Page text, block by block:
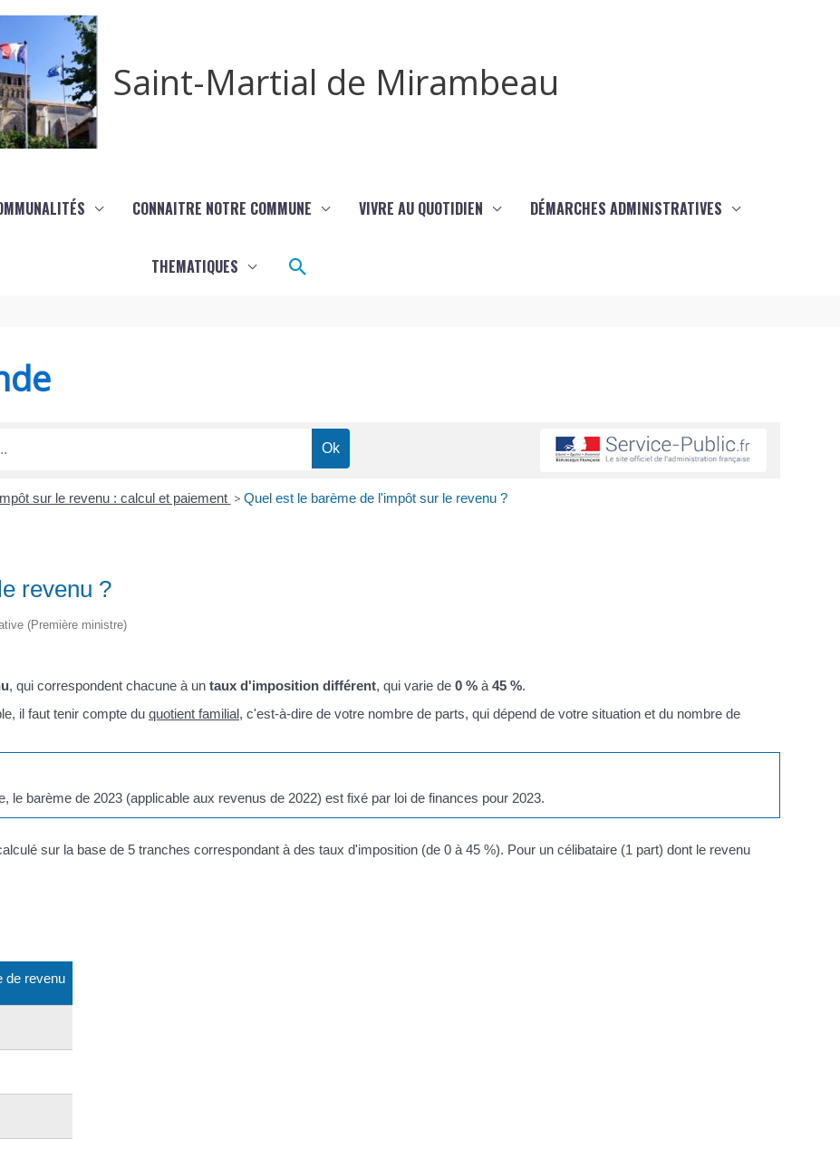
Saint-Martial de Mirambeau
CONNAITRE NOTRE COMMUNE VIVRE AU QUOTIDIEN DÉMARCHES ADMINISTRATIVES
THEMATIQUES Rechercher
sur le revenu : calcul et paiement > Quel est le barème de l'impôt sur le revenu ?
revenu ?
(Première ministre)
, qui correspondent chacune à un taux d'imposition différent, qui varie de 0 % à 45 %.
il faut tenir compte du quotient familial, c'est-à-dire de votre nombre de parts, qui dépend de votre situation et du nombre de
le barème de 2023 (applicable aux revenus de 2022) est fixé par loi de finances pour 2023.
de revenu